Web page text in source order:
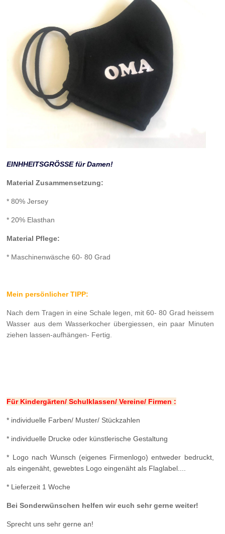
EINHHEITSGRÖSSE für Damen!
Material Zusammensetzung:
* 80% Jersey
* 20% Elasthan
Material Pflege:
* Maschinenwäsche 60- 80 Grad
Mein persönlicher TIPP:
Nach dem Tragen in eine Schale legen, mit 60- 80 Grad heissem
Wasser aus dem Wasserkocher übergiessen, ein paar Minuten
ziehen lassen-aufhängen- Fertig.
Für Kindergärten/ Schulklassen/ Vereine/ Firmen :
* individuelle Farben/ Muster/ Stückzahlen
* individuelle Drucke oder künstlerische Gestaltung
* Logo nach Wunsch (eigenes Firmenlogo) entweder bedruckt,
als eingenäht, gewebtes Logo eingenäht als Flaglabel....
* Lieferzeit 1 Woche
Bei Sonderwünschen helfen wir euch sehr gerne weiter!
Sprecht uns sehr gerne an!